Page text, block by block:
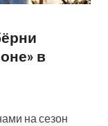
в
на сезон